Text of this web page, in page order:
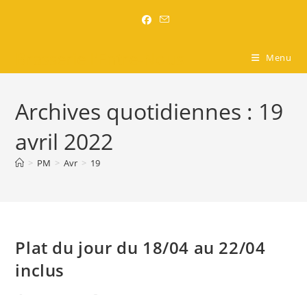
Menu
Archives quotidiennes : 19
avril 2022
> PM > Avr > 19
Plat du jour du 18/04 au 22/04
inclus